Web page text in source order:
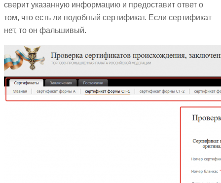
сверит указанную информацию и предоставит ответ о
том, что есть ли подобный сертификат. Если сертификат
нет, то он фальшивый.